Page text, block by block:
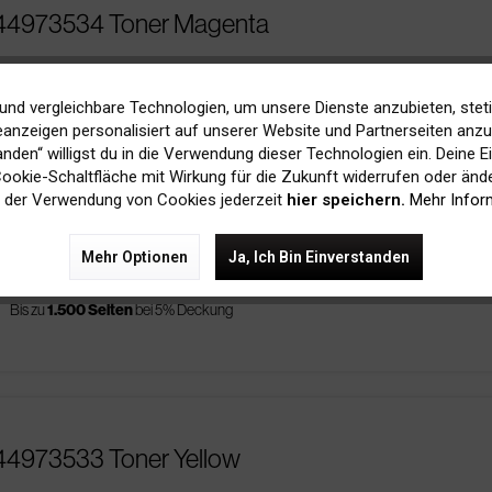
Toner Magenta
Bis zu1.500 Seiten bei 5% Deckung price zur original Patrone
Toner Magenta
Bis zu1.500 Seitenbei 5% Deckung
Toner Yellow
vergleichbare Technologien, um unsere Dienste anzubieten,
personalisiert auf unserer Website und Partnerseiten
willigst du in die Verwendung dieser Technologien ein. Deine
Schaltfläche mit Wirkung für die Zukunft widerrufen oder
Verwendung von Cookies jederzeit hier speichern. Mehr
Mehr Optionen Ja, Ich Bin Einverstanden